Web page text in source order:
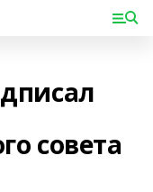
совета